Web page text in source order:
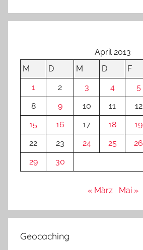
April 2013
M
D M D F
1
2 3 4 5
8
9 10 11 12
15
16 17 18 19
22
23 24 25 26
29
30
« März Mai »
Geocaching